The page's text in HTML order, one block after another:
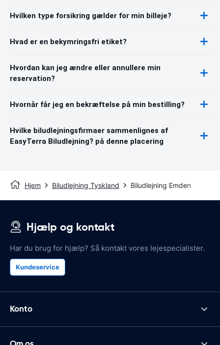
Hvilken type forsikring gælder for min billeje?
Hvad er en bekymringsfri etiket?
Hvordan kan jeg ændre eller annullere min
reservation?
Hvornår får jeg en bekræftelse på min bestilling?
Hvilke biludlejningsfirmaer sammenlignes af
EasyTerra Biludlejning? på denne placering
Hjem Biludlejning Tyskland Biludlejning Emden
Hjælp og kontakt
Har du brug for hjælp? Så kontakt vores lejespecialister.
Kundeservice
Konto